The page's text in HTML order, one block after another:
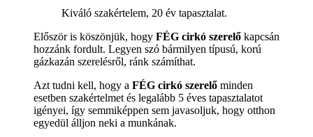
Kiváló szakértelem, 20 év tapasztalat.
Először is köszönjük, hogy FÉG cirkó szerelő kapcsán
hozzánk fordult. Legyen szó bármilyen típusú, korú
gázkazán szerelésről, ránk számíthat.
Azt tudni kell, hogy a FÉG cirkó szerelő minden
esetben szakértelmet és legalább 5 éves tapasztalatot
igényei, így semmiképpen sem javasoljuk, hogy otthon
egyedül álljon neki a munkának.